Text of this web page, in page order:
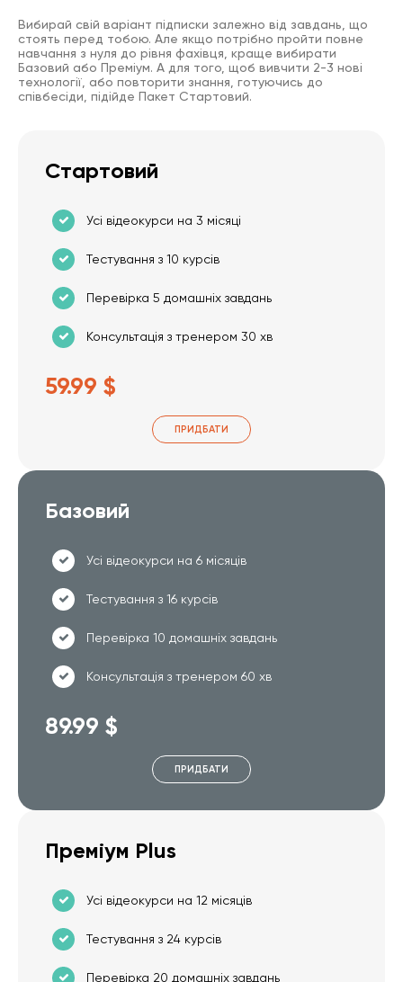
Вибирай свій варіант підписки залежно від завдань, що
стоять перед тобою. Але якщо потрібно пройти повне
навчання з нуля до рівня фахівця, краще вибирати
Базовий або Преміум. А для того, щоб вивчити 2-3 нові
технології, або повторити знання, готуючись до
співбесіди, підійде Пакет Стартовий.
Стартовий
Усі відеокурси на 3 місяці
Тестування з 10 курсів
Перевірка 5 домашніх завдань
Консультація з тренером 30 хв
59.99 $
ПРИДБАТИ
Базовий
Усі відеокурси на 6 місяців
Тестування з 16 курсів
Перевірка 10 домашніх завдань
Консультація з тренером 60 хв
89.99 $
ПРИДБАТИ
Преміум Plus
Усі відеокурси на 12 місяців
Тестування з 24 курсів
Перевірка 20 домашніх завдань